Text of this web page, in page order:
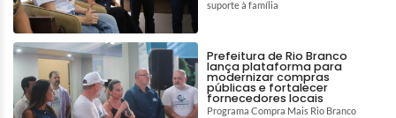
suporte à família
Prefeitura de Rio Branco
lança plataforma para
modernizar compras
públicas e fortalecer
fornecedores locais
Programa Compra Mais Rio Branco